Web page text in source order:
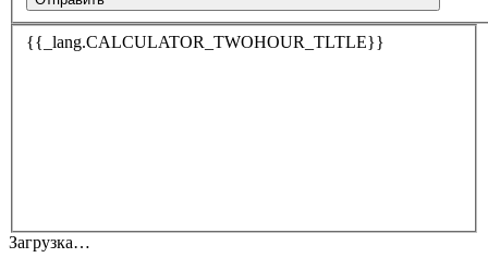
{{_lang.CALCULATOR_TWOHOUR_TLTLE}}
Загрузка…